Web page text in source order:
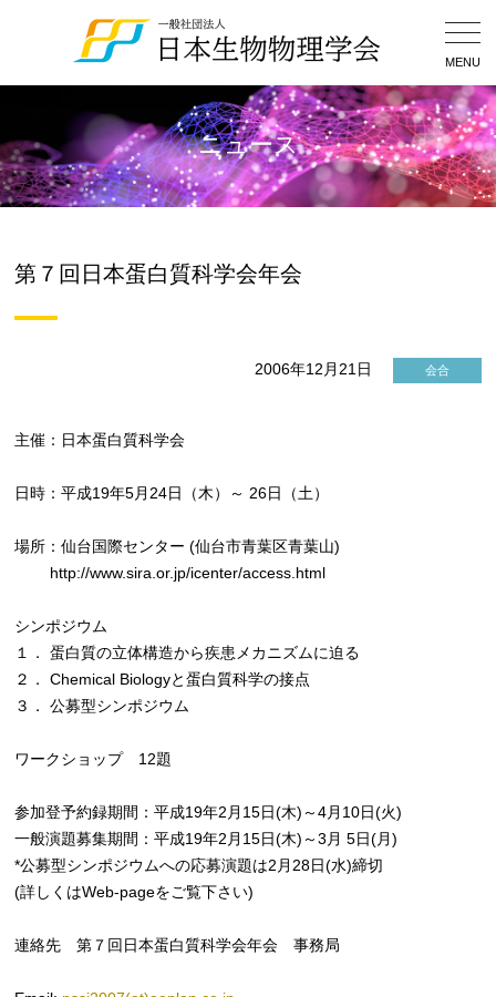
MENU
ニュース
第７回日本蛋白質科学会年会
2006年12月21日 会合
主催：日本蛋白質科学会
日時：平成19年5月24日（木）～ 26日（土）
場所：仙台国際センター (仙台市青葉区青葉山)
http://www.sira.or.jp/icenter/access.html
シンポジウム
１． 蛋白質の立体構造から疾患メカニズムに迫る
２． Chemical Biologyと蛋白質科学の接点
３． 公募型シンポジウム
ワークショップ 12題
参加登予約録期間：平成19年2月15日(木)～4月10日(火)
一般演題募集期間：平成19年2月15日(木)～3月 5日(月)
*公募型シンポジウムへの応募演題は2月28日(水)締切
(詳しくはWeb-pageをご覧下さい)
連絡先 第７回日本蛋白質科学会年会 事務局